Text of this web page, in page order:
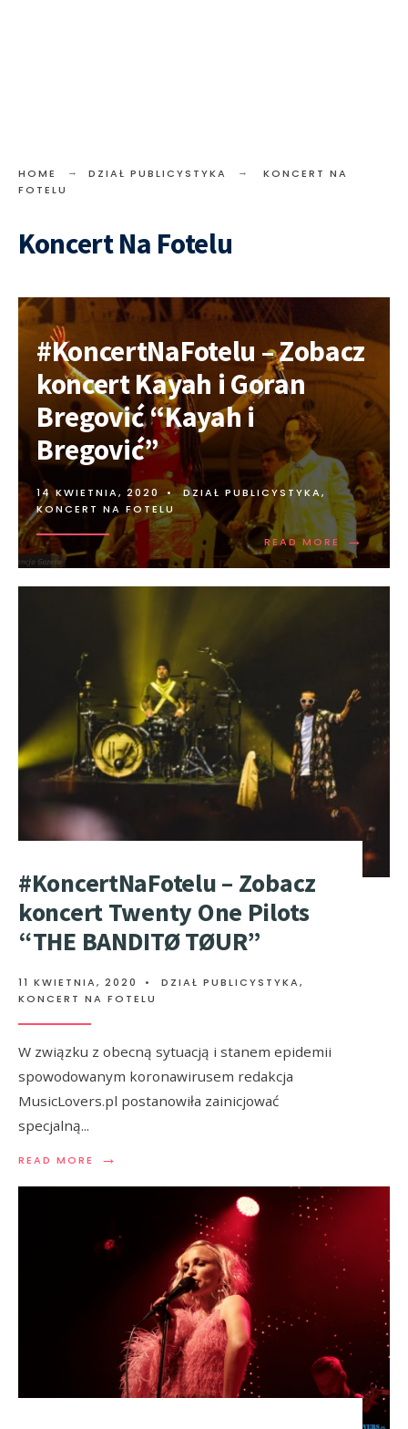
HOME DZIAŁ PUBLICYSTYKA
KONCERT NA
FOTELU
Koncert Na Fotelu
#KoncertNaFotelu – Zobacz
koncert Kayah i Goran
Bregović “Kayah i
Bregović”
14 KWIETNIA, 2020 • DZIAŁ PUBLICYSTYKA,
KONCERT NA FOTELU
READ MORE →
#KoncertNaFotelu – Zobacz
koncert Twenty One Pilots
“THE BANDITØ TØUR”
11 KWIETNIA, 2020 • DZIAŁ PUBLICYSTYKA,
KONCERT NA FOTELU
W związku z obecną sytuacją i stanem epidemii
spowodowanym koronawirusem redakcja
MusicLovers.pl postanowiła zainicjować
specjalną...
READ MORE →